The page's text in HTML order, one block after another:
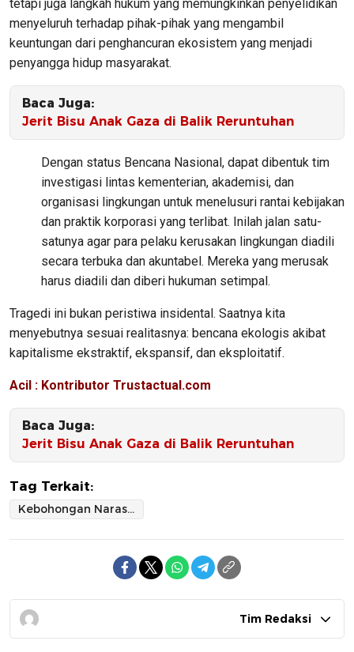
tetapi juga langkah hukum yang memungkinkan penyelidikan
menyeluruh terhadap pihak-pihak yang mengambil
keuntungan dari penghancuran ekosistem yang menjadi
penyangga hidup masyarakat.
Baca Juga:
Jerit Bisu Anak Gaza di Balik Reruntuhan
Dengan status Bencana Nasional, dapat dibentuk tim
investigasi lintas kementerian, akademisi, dan
organisasi lingkungan untuk menelusuri rantai kebijakan
dan praktik korporasi yang terlibat. Inilah jalan satu-
satunya agar para pelaku kerusakan lingkungan diadili
secara terbuka dan akuntabel. Mereka yang merusak
harus diadili dan diberi hukuman setimpal.
Tragedi ini bukan peristiwa insidental. Saatnya kita
menyebutnya sesuai realitasnya: bencana ekologis akibat
kapitalisme ekstraktif, ekspansif, dan eksploitatif.
Acil : Kontributor Trustactual.com
Baca Juga:
Jerit Bisu Anak Gaza di Balik Reruntuhan
Tag Terkait:
Kebohongan Narasi “Bencana Alam” di Sumatra: Ini Murni Kerusakan Lingkungan
Tim Redaksi